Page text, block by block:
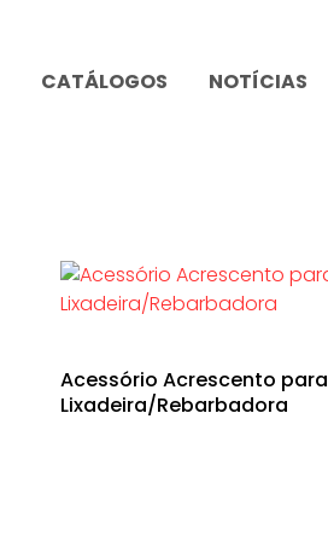
CATÁLOGOS NOTÍCIAS
Acessório Acrescento para
Lixadeira/Rebarbadora